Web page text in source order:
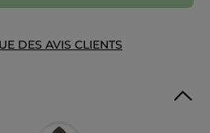
DES AVIS CLIENTS